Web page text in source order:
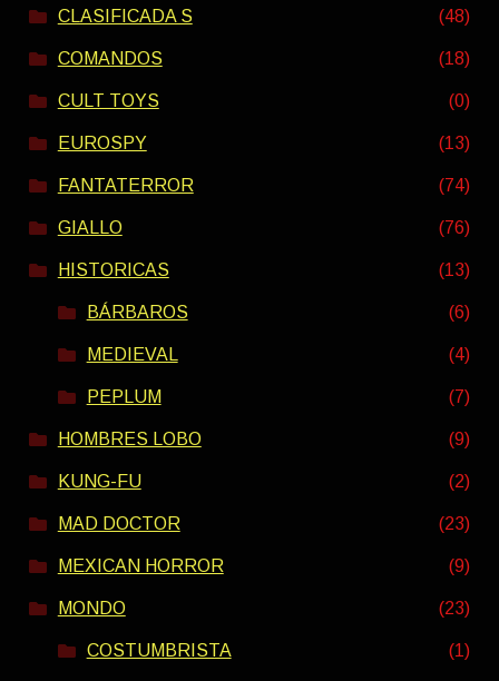
CLASIFICADA S (48)
COMANDOS (18)
CULT TOYS (0)
EUROSPY (13)
FANTATERROR (74)
GIALLO (76)
HISTORICAS (13)
BÁRBAROS (6)
MEDIEVAL (4)
PEPLUM (7)
HOMBRES LOBO (9)
KUNG-FU (2)
MAD DOCTOR (23)
MEXICAN HORROR (9)
MONDO (23)
COSTUMBRISTA (1)